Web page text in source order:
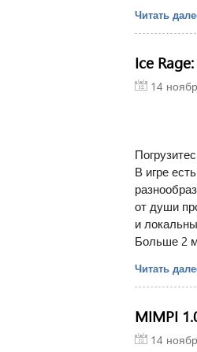
Читать
Ice
14
В игре
от души
и
Больше 2
Читать
MIMPI
14